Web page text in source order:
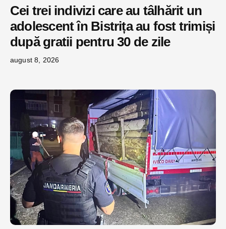
Cei trei indivizi care au tâlhărit un
adolescent în Bistrița au fost trimiși
după gratii pentru 30 de zile
august 8, 2026